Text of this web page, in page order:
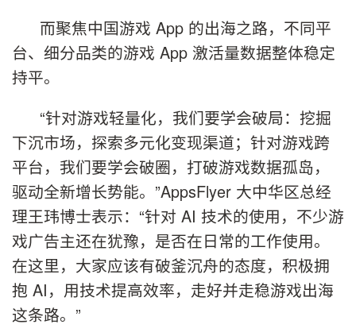
而聚焦中国游戏 App 的出海之路，不同平
台、细分品类的游戏 App 激活量数据整体稳定
持平。
“针对游戏轻量化，我们要学会破局：挖掘
下沉市场，探索多元化变现渠道；针对游戏跨
平台，我们要学会破圈，打破游戏数据孤岛，
驱动全新增长势能。”AppsFlyer 大中华区总经
理王玮博士表示：“针对 AI 技术的使用，不少游
戏广告主还在犹豫，是否在日常的工作使用。
在这里，大家应该有破釜沉舟的态度，积极拥
抱 AI，用技术提高效率，走好并走稳游戏出海
这条路。”